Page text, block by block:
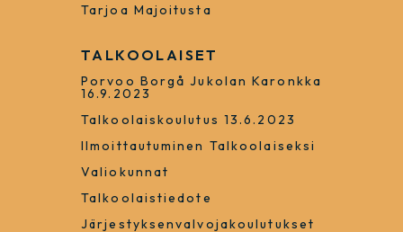
Tarjoa Majoitusta
TALKOOLAISET
Porvoo Borgå Jukolan Karonkka
16.9.2023
Talkoolaiskoulutus 13.6.2023
Ilmoittautuminen Talkoolaiseksi
Valiokunnat
Talkoolaistiedote
Järjestyksenvalvojakoulutukset